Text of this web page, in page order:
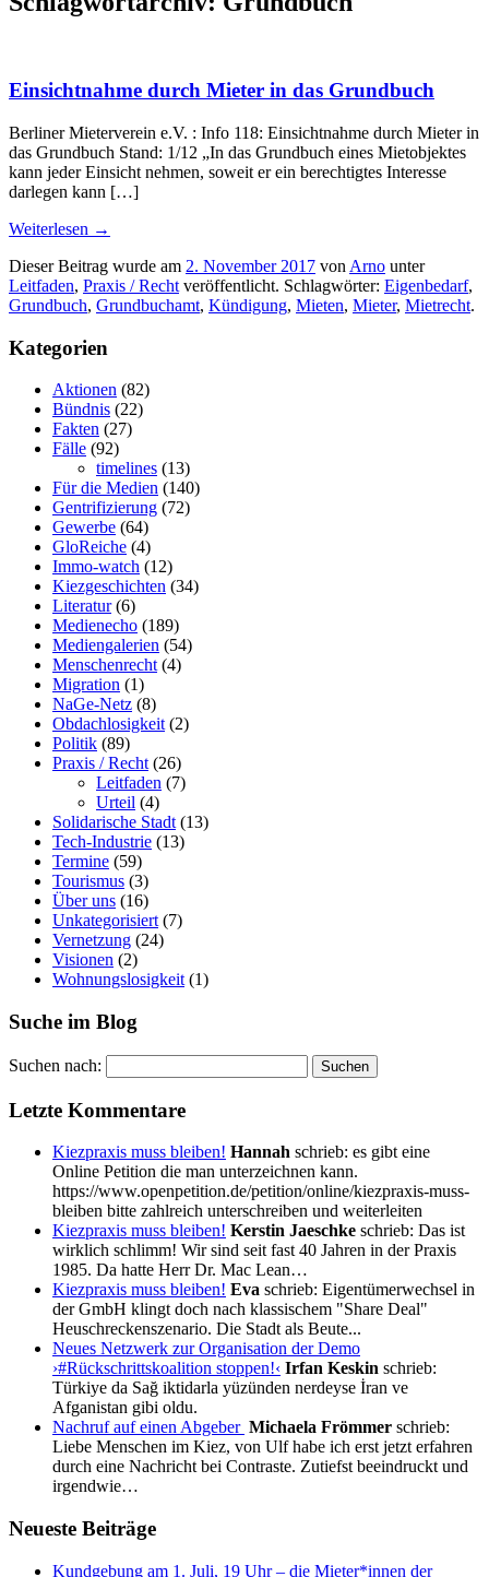
Einsichtnahme durch Mieter in das Grundbuch
Berliner Mieterverein e.V. : Info 118: Einsichtnahme durch Mieter in
das Grundbuch Stand: 1/12 „In das Grundbuch eines Mietobjektes
kann jeder Einsicht nehmen, soweit er ein berechtigtes Interesse
darlegen kann […]
Weiterlesen →
Dieser Beitrag wurde am 2. November 2017 von Arno unter
Leitfaden, Praxis / Recht veröffentlicht. Schlagwörter: Eigenbedarf,
Grundbuch, Grundbuchamt, Kündigung, Mieten, Mieter, Mietrecht.
Kategorien
Aktionen (82)
Bündnis (22)
Fakten (27)
Fälle (92)
timelines (13)
Für die Medien (140)
Gentrifizierung (72)
Gewerbe (64)
GloReiche (4)
Immo-watch (12)
Kiezgeschichten (34)
Literatur(6)
Medienecho (189)
Mediengalerien (54)
Menschenrecht(4)
Migration (1)
NaGe-Netz (8)
Obdachlosigkeit(2)
Politik (89)
Praxis / Recht(26)
Leitfaden (7)
Urteil (4)
Solidarische Stadt(13)
Tech-Industrie (13)
Termine (59)
Tourismus (3)
Über uns (16)
Unkategorisiert(7)
Vernetzung (24)
Visionen (2)
Wohnungslosigkeit(1)
Suche im Blog
Suchen nach:
Letzte Kommentare
Kiezpraxis muss bleiben! Hannah schrieb: es gibt eine
Online Petition die man unterzeichnen kann.
https://www.openpetition.de/petition/online/kiezpraxis-muss-
bleiben bitte zahlreich unterschreiben und weiterleiten
Kiezpraxis muss bleiben! Kerstin Jaeschke schrieb: Das ist
wirklich schlimm! Wir sind seit fast 40 Jahren in der Praxis
1985. Da hatte Herr Dr. Mac Lean…
Kiezpraxis muss bleiben! Eva schrieb: Eigentümerwechsel in
der GmbH klingt doch nach klassischem "Share Deal"
Heuschreckenszenario. Die Stadt als Beute...
Neues Netzwerk zur Organisation der Demo
›#Rückschrittskoalition stoppen!‹ Irfan Keskin schrieb:
Türkiye da Sağ iktidarla yüzünden nerdeyse İran ve
Afganistan gibi oldu.
Nachruf auf einen Abgeber Michaela Frömmer schrieb:
Liebe Menschen im Kiez, von Ulf habe ich erst jetzt erfahren
durch eine Nachricht bei Contraste. Zutiefst beeindruckt und
irgendwie…
Neueste Beiträge
Kundgebung am 1. Juli, 19 Uhr – die Mieter*innen der